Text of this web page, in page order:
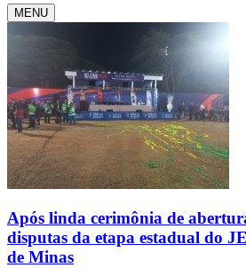
MENU
Após linda cerimônia de
disputas da etapa estadual do
de Minas